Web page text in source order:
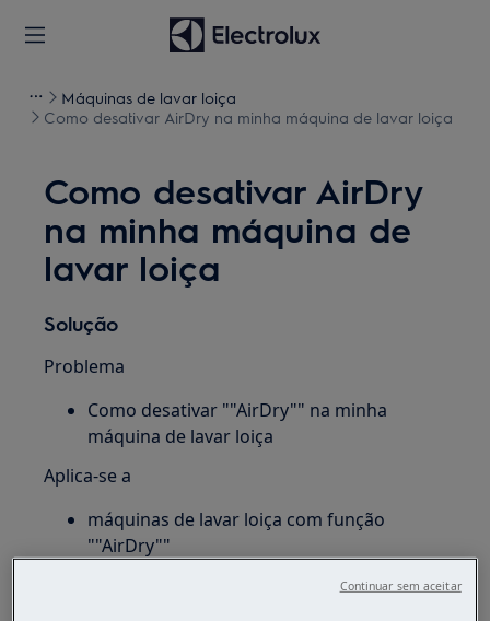
Máquinas de lavar loiça
Como desativar AirDry na minha máquina de lavar loiça
Como desativar AirDry
na minha máquina de
lavar loiça
Solução
Problema
Como desativar ""AirDry"" na minha
máquina de lavar loiça
Aplica-se a
máquinas de lavar loiça com função
""AirDry""
Continuar sem aceitar